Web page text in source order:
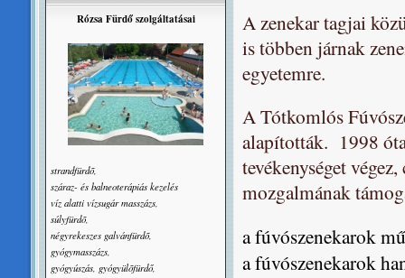
A zenekar tagjai
is többen járnak
egyetemre.
A Tótkomlós
alapították. 1998
tevékenységet
mozgalmának
a fúvószenekarok
a fúvószenekarok
Rózsa Fürdő szolgáltatásai
strandfürdõ,
száraz- és balneoterápiás kezelés
víz alatti vízsugár masszázs,
súlyfürdõ,
négyrekeszes galvánfürdõ,
gyógymasszázs,
gyógyúszás, gyógyülõfürdő,